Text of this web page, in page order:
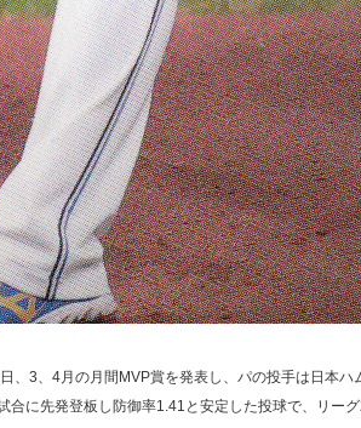
、3、4月の月間MVP賞を発表し、パの投手は日本
合に先発登板し防御率1.41と安定した投球で、リーグ